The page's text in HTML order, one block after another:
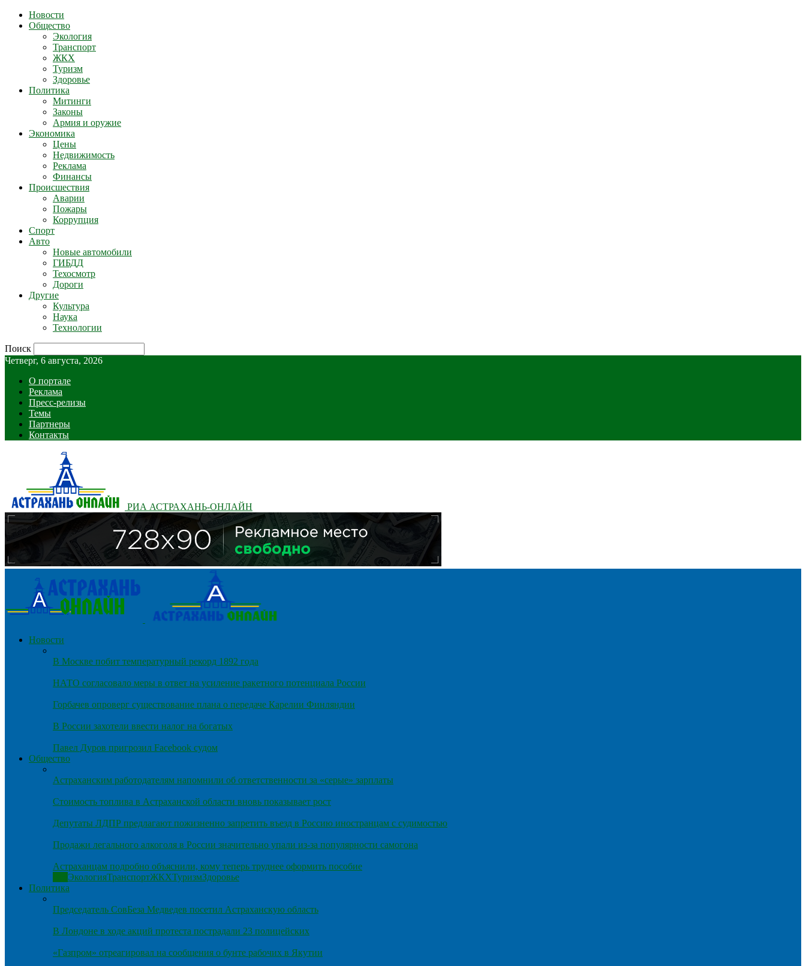
Новости
Общество
Экология
Транспорт
ЖКХ
Туризм
Здоровье
Политика
Митинги
Законы
Армия и оружие
Экономика
Цены
Недвижимость
Реклама
Финансы
Происшествия
Аварии
Пожары
Коррупция
Спорт
Авто
Новые автомобили
ГИБДД
Техосмотр
Дороги
Другие
Культура
Наука
Технологии
Поиск
Четверг, 6 августа, 2026
О портале
Реклама
Пресс-релизы
Темы
Партнеры
Контакты
РИА АСТРАХАНЬ-ОНЛАЙН
Новости
В Москве побит температурный рекорд 1892 года
НАТО согласовало меры в ответ на усиление ракетного потенциала России
Горбачев опроверг существование плана о передаче Карелии Финляндии
В России захотели ввести налог на богатых
Павел Дуров пригрозил Facebook судом
Общество
Астраханским работодателям напомнили об ответственности за «серые» зарплаты
Стоимость топлива в Астраханской области вновь показывает рост
Депутаты ЛДПР предлагают пожизненно запретить въезд в Россию иностранцам с судимостью
Продажи легального алкоголя в России значительно упали из-за популярности самогона
Астраханцам подробно объяснили, кому теперь труднее оформить пособие
ЭкологияТранспортЖКХТуризмЗдоровье
Политика
Председатель СовБеза Медведев посетил Астраханскую область
В Лондоне в ходе акций протеста пострадали 23 полицейских
«Газпром» отреагировал на сообщения о бунте рабочих в Якутии